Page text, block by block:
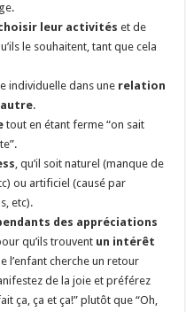
leur activités et de
le souhaitent, tant que cela
individuelle dans une relation
.
tout en étant ferme “on sait
, qu’il soit naturel (manque de
ou artificiel (causé par
etc).
des appréciations
qu’ils trouvent un intérêt
l’enfant cherche un retour
de la joie et préférez
ça, ça et ça!” plutôt que “Oh,